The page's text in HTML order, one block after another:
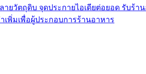
วัตถุดิบ จุดประกายไอเดียต่อยอด รับร้า
พิ่มเพื่อผู้ประกอบการร้านอาหาร